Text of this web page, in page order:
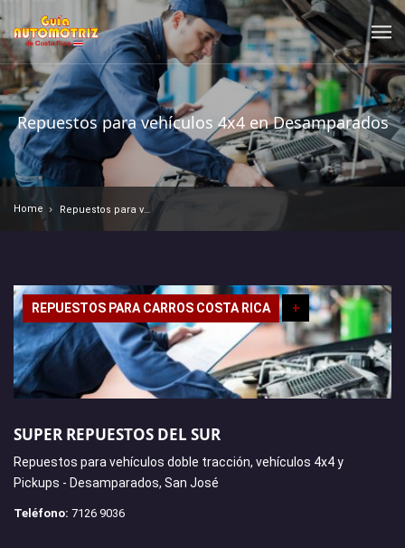
Repuestos para vehículos 4x4 en Desamparados
Home
REPUESTOS PARA CARROS COSTA RICA +
SUPER REPUESTOS DEL SUR
Repuestos para vehículos doble tracción, vehículos 4x4 y
Pickups - Desamparados, San José
Teléfono: 7126 9036